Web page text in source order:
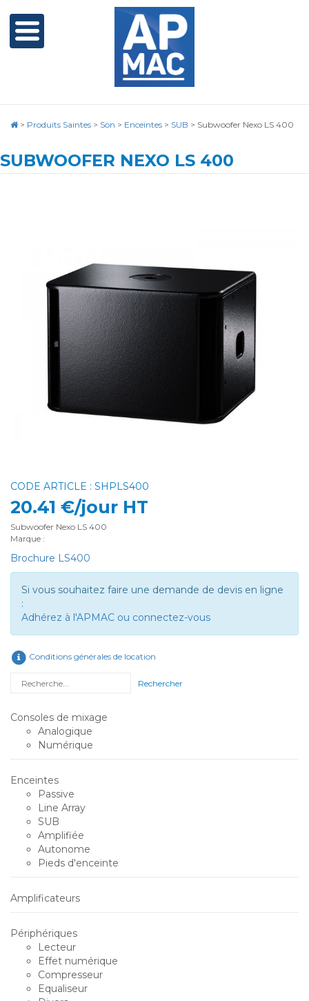
> Produits Saintes > Son > Enceintes > SUB > Subwoofer Nexo LS 400
SUBWOOFER NEXO LS 400
CODE ARTICLE : SHPLS400
20.41 €/jour HT
Subwoofer Nexo LS 400
Marque :
Brochure LS400
Si vous souhaitez faire une demande de devis en ligne
:
Adhérez à l'APMAC ou connectez-vous
Conditions générales de location
Rechercher
Consoles de mixage
Analogique
Numérique
Enceintes
Passive
Line Array
SUB
Amplifiée
Autonome
Pieds d'enceinte
Amplificateurs
Périphériques
Lecteur
Effet numérique
Compresseur
Equaliseur